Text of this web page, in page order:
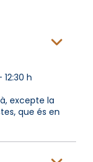
h
excepte la
que és en